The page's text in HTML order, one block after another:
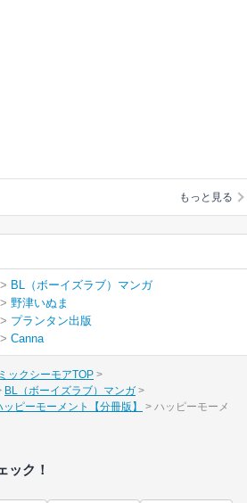
もっと見る
BL（ボーイズラブ）マンガ
野津いぬま
プランタン出版
Canna
ックシーモアTOP
BL（ボーイズラブ）マンガ
ッピーモーメント【分冊版】
ハッピーモーメ
ック！